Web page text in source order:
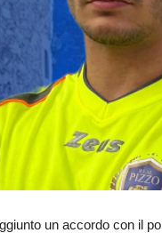
un accordo con il